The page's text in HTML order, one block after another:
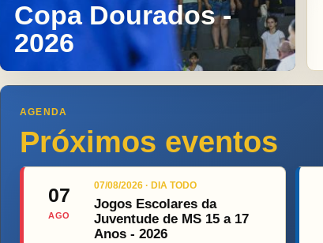
Copa Dourados -
2026
AGENDA
Próximos eventos
07
AGO
07/08/2026 · DIA TODO
Jogos Escolares da
Juventude de MS 15 a 17
Anos - 2026